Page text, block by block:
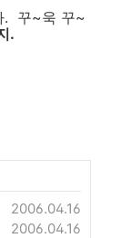
. 꾸~욱 꾸~
.
2006.04.16
2006.04.16